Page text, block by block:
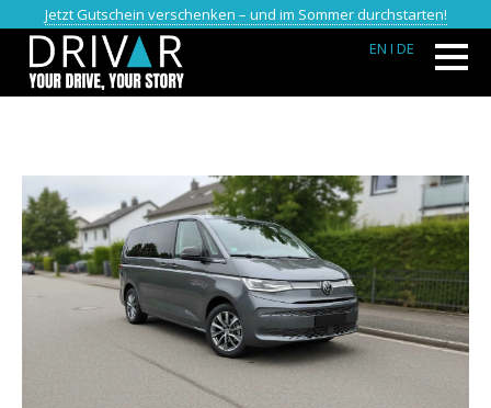
Jetzt Gutschein verschenken – und im Sommer durchstarten!
EN I DE